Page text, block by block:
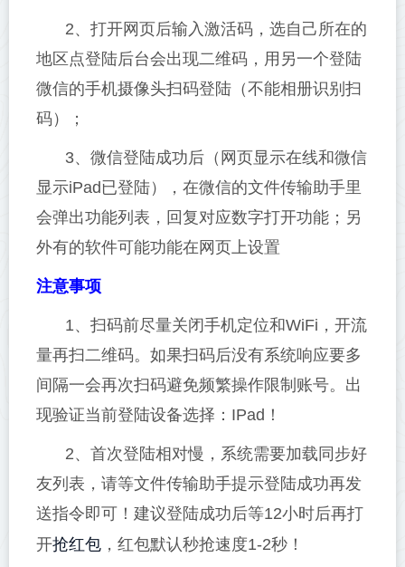
2、打开网页后输入激活码，选自己所在的
地区点登陆后台会出现二维码，用另一个登陆
微信的手机摄像头扫码登陆（不能相册识别扫
码）；
3、微信登陆成功后（网页显示在线和微信
显示iPad已登陆），在微信的文件传输助手里
会弹出功能列表，回复对应数字打开功能；另
外有的软件可能功能在网页上设置
注意事项
1、扫码前尽量关闭手机定位和WiFi，开流
量再扫二维码。如果扫码后没有系统响应要多
间隔一会再次扫码避免频繁操作限制账号。出
现验证当前登陆设备选择：IPad！
2、首次登陆相对慢，系统需要加载同步好
友列表，请等文件传输助手提示登陆成功再发
送指令即可！建议登陆成功后等12小时后再打
开抢红包 ，红包默认秒抢速度1-2秒！